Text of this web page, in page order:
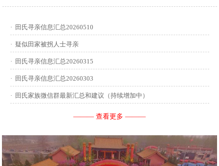
讳，迁居前字辈和迁居后历次新续的字辈，分迁族人
迁居地，因何原因迁居等。最后别忘了留下联系人和
联系方式。 没有家谱的问问族中老年人口耳相传的信
息有哪些，有家谱请把家谱中的信息简...
· 田氏寻亲信息汇总20260510
· 疑似田家被拐人士寻亲
· 田氏寻亲信息汇总20260315
· 田氏寻亲信息汇总20260303
· 田氏家族微信群最新汇总和建议（持续增加中）
——— 查看更多 ———